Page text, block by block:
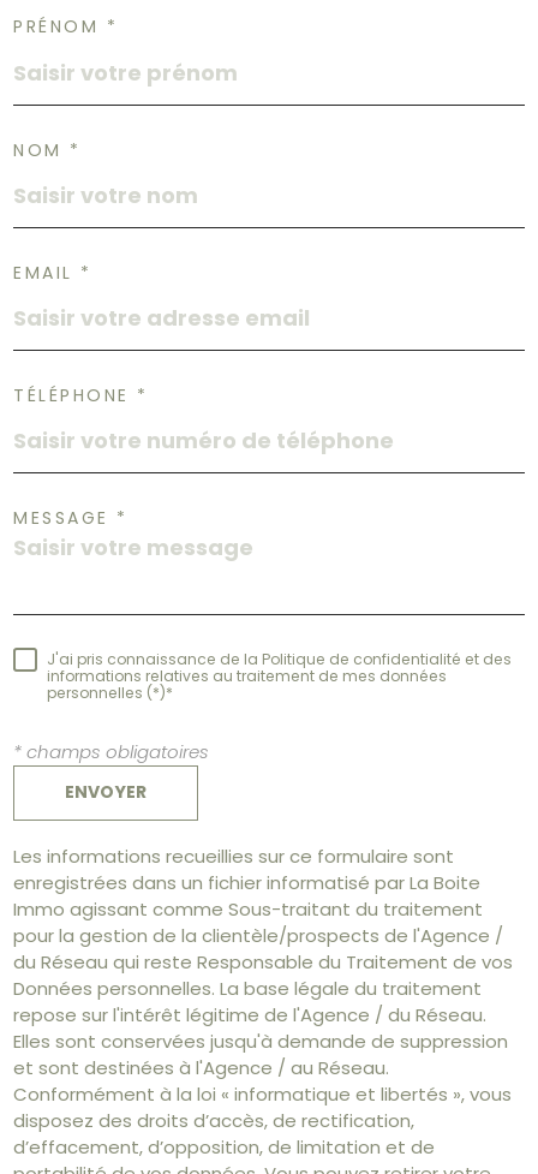
PRÉNOM *
NOM *
EMAIL *
TÉLÉPHONE *
MESSAGE *
J'ai pris connaissance de la Politique de confidentialité et des
informations relatives au traitement de mes données
personnelles (*)*
* champs obligatoires
ENVOYER
Les informations recueillies sur ce formulaire sont
enregistrées dans un fichier informatisé par La Boite
Immo agissant comme Sous-traitant du traitement
pour la gestion de la clientèle/prospects de l'Agence /
du Réseau qui reste Responsable du Traitement de vos
Données personnelles. La base légale du traitement
repose sur l'intérêt légitime de l'Agence / du Réseau.
Elles sont conservées jusqu'à demande de suppression
et sont destinées à l'Agence / au Réseau.
Conformément à la loi « informatique et libertés », vous
disposez des droits d’accès, de rectification,
d’effacement, d’opposition, de limitation et de